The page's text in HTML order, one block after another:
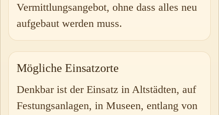
Vermittlungsangebot, ohne dass alles neu
aufgebaut werden muss.
Mögliche Einsatzorte
Denkbar ist der Einsatz in Altstädten, auf
Festungsanlagen, in Museen, entlang von